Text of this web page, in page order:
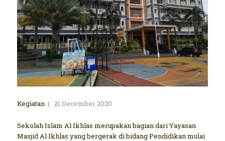
Kegiatan 21 December 2020
Sekolah Islam Al Ikhlas merupakan bagian dari Yayasan
Masjid Al Ikhlas yang bergerak di bidang Pendidikan mulai